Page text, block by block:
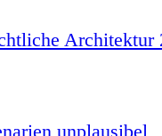
Architektur
unplausibel